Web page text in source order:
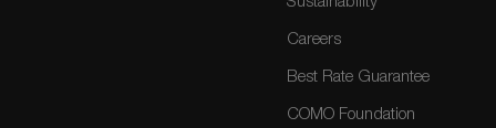
Careers
Best Rate Guarantee
COMO Foundation